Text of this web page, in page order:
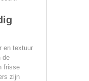
en textuur
de
frisse
zijn